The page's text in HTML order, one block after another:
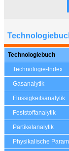
Technologiebuch
Technologie-Index
Gasanalytik
Flüssigkeitsanalytik
Feststoffanalytik
Partikelanalytik
Physikalische